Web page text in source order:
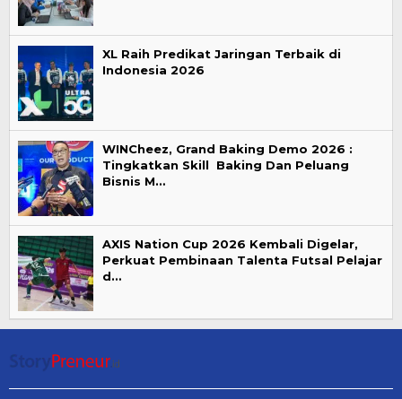
XL Raih Predikat Jaringan Terbaik di
Indonesia 2026
WINCheez, Grand Baking Demo 2026 :
Tingkatkan Skill Baking Dan Peluang
Bisnis M…
AXIS Nation Cup 2026 Kembali Digelar,
Perkuat Pembinaan Talenta Futsal Pelajar
d…